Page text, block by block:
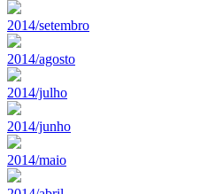
2014/setembro
2014/agosto
2014/julho
2014/junho
2014/maio